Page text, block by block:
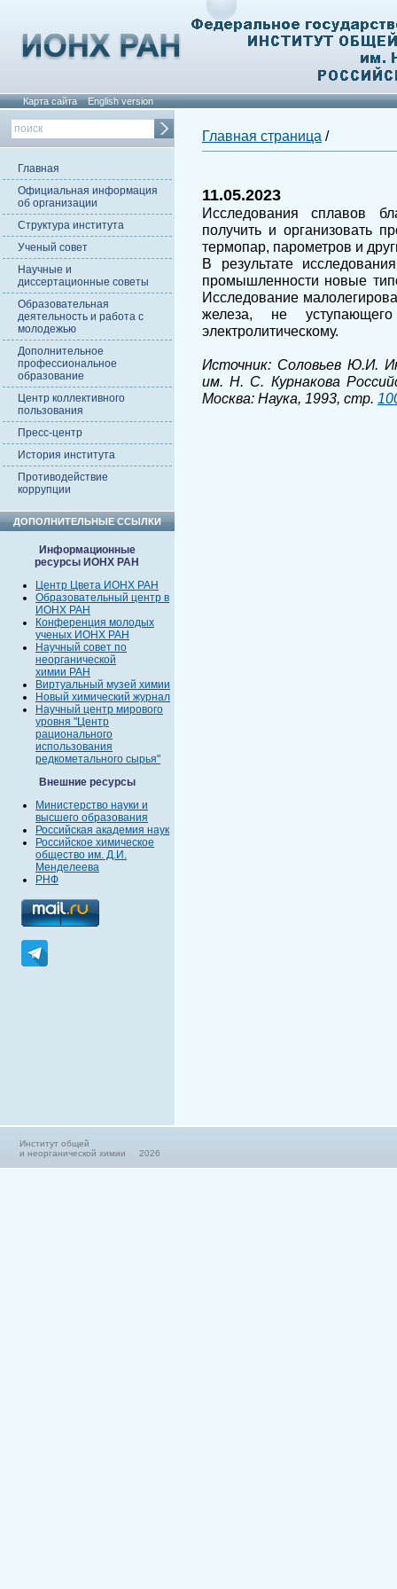
Карта сайта English version
Главная
Официальная информация
об организации
Структура института
Ученый совет
Научные и
диссертационные советы
Образовательная
деятельность и работа с
молодежью
Дополнительное
профессиональное
образование
Центр коллективного
пользования
Пресс-центр
История института
Противодействие
коррупции
ДОПОЛНИТЕЛЬНЫЕ ССЫЛКИ
Информационные
ресурсы ИОНХ РАН
Центр Цвета ИОНХ РАН
Образовательный центр в
ИОНХ РАН
Конференция молодых
ученых ИОНХ РАН
Научный совет по
неорганической
химии РАН
Виртуальный музей химии
Новый химический журнал
Научный центр мирового
уровня "Центр
рационального
использования
редкометального сырья"
Внешние ресурсы
Министерство науки и
высшего образования
Российская академия наук
Российское химическое
общество им. Д.И.
Менделеева
РНФ
Главная страница /
11.05.2023
Исследования сплавов
получить и организовать
термопар, парометров и
В результате
промышленности новые
Исследование
железа, не
электролитическому.
Источник: Соловьев Ю.И.
им. Н. С. Курнакова
Москва: Наука, 1993, стр.
Институт общей
и неорганической химии 2026